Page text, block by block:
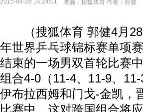
2015-04-28 14:24:01 来源： 搜狐体育 作者：郭健
（搜狐体育 郭健4月28
年世界乒乓球锦标赛单项
结束的一场男双首轮比赛
组合4-0（11-4、11-9、
伊布拉西姆和门戈-金凯，